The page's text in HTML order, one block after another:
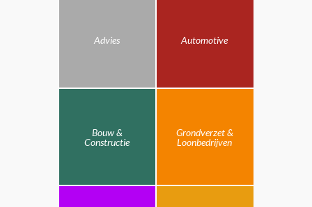
Advies Automotive
Bouw &
Constructie
Grondverzet &
Loonbedrijven